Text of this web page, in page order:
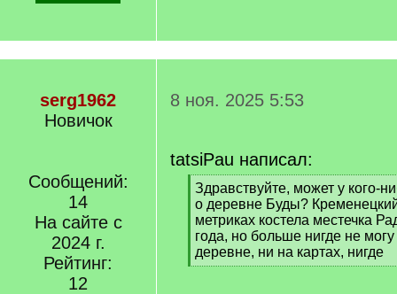
serg1962
Новичок
Сообщений:
14
На сайте с
2024 г.
Рейтинг:
12
8 ноя. 2025 5:53
tatsiPau написал:
[
q
]
Здравствуйте, может у кого-
о деревне Буды?
метриках костела местечка
года, но больше нигде не
деревне, ни на картах, нигде
[